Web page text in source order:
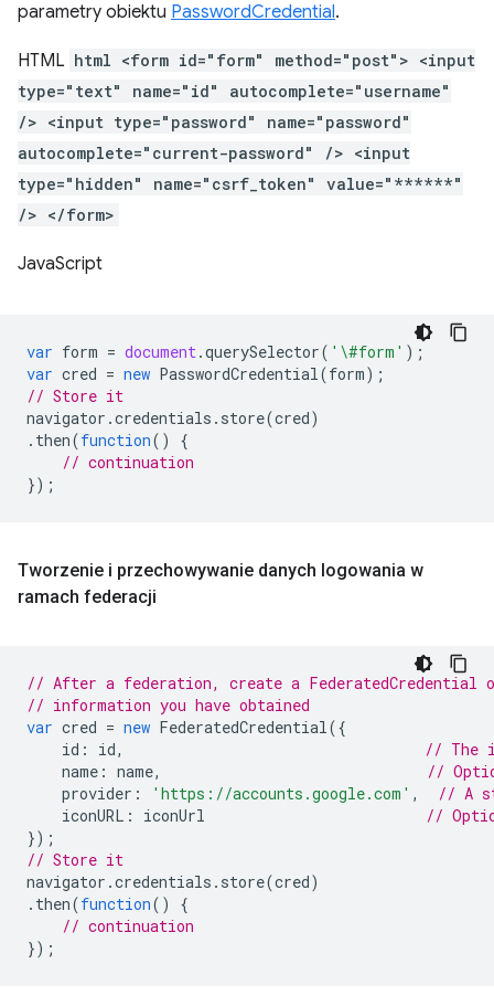
parametry obiektu PasswordCredential.
HTML html <form id="form" method="post"> <input
type="text" name="id" autocomplete="username"
/> <input type="password" name="password"
autocomplete="current-password" /> <input
type="hidden" name="csrf_token" value="******"
/> </form>
JavaScript
var form = document.querySelector( '\#form' );
var cred = new PasswordCredential(form);
// Store it
navigator .credentials . store(cred)
. then(function()
{
// continuation
});
Tworzenie i przechowywanie danych logowania w
ramach federacji
// After a federation, create a FederatedCredential
// information you have obtained
var cred = new FederatedCredential({
id : id,
// The
name : name,
//
provider : 'https://accounts.google.com' ,
// A
iconURL : iconUrl
//
});
// Store it
navigator .credentials . store(cred)
. then(function()
{
// continuation
});